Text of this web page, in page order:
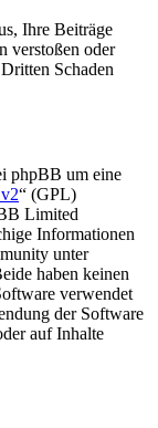
Ihre Beiträge
verstoßen oder
Schaden
phpBB um eine
“ (GPL)
Limited
Informationen
unter
haben keinen
verwendet
der Software
auf Inhalte